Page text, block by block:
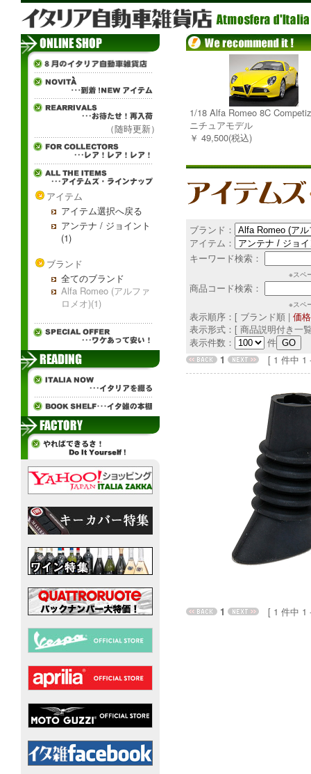
（随時更新）
アイテム
アイテム選択へ戻る
アンテナ / ジョイント
(1)
ブランド
全てのブランド
Alfa Romeo (アルファ
ロメオ)(1)
1/18 Alfa Romeo 8C
ニチュアモデル
￥ 49,500(税込)
ブランド：
アイテム：
キーワード検索：
※スペ
商品コード検索：
※スペ
表示順序：[ ブランド順 | 価
表示形式：[ 商品説明付き一
表示件数：
件
1
[ 1 件中 1
1 [ 1 件中 1